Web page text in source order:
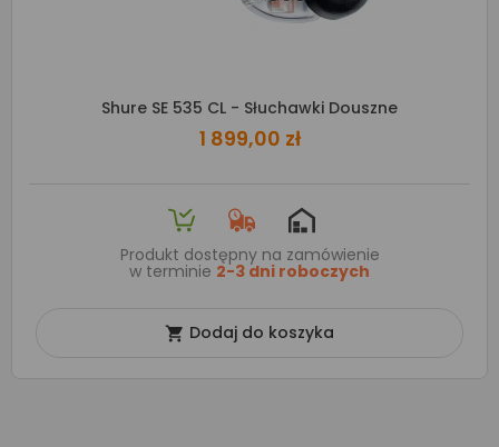
Shure SE 535 CL - Słuchawki Douszne
1 899,00 zł
Produkt dostępny na zamówienie
w terminie 2-3 dni roboczych
 Dodaj do koszyka